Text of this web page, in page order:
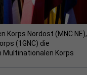
Korps Nordost (MNC NE),
(1GNC) die
Multinationalen Korps